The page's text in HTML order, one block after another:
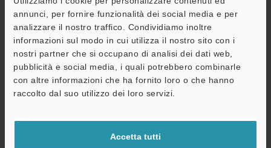
annunci, per fornire funzionalità dei social media e per
analizzare il nostro traffico. Condividiamo inoltre
informazioni sul modo in cui utilizza il nostro sito con i
nostri partner che si occupano di analisi dei dati web,
pubblicità e social media, i quali potrebbero combinarle
con altre informazioni che ha fornito loro o che hanno
raccolto dal suo utilizzo dei loro servizi.
Accetta tutti
controllare gli esempi di installazione. I valori di cui sopra sono
calcolati in base ai valori ottici teorici.
I valori effettivi per ogni obiettivo possono variare a seconda
della precisione di assemblaggio.
*2 WD indica la distanza dalla fine dell'obiettivo al pezzo.
*3 La profondità di campo è un valore teorico calcolato con un
intorno di incertezza a mmissibile di 40 µm.
*4Dimensioni minime rilevabili con luce a lunghezza d'onda
Assistenza